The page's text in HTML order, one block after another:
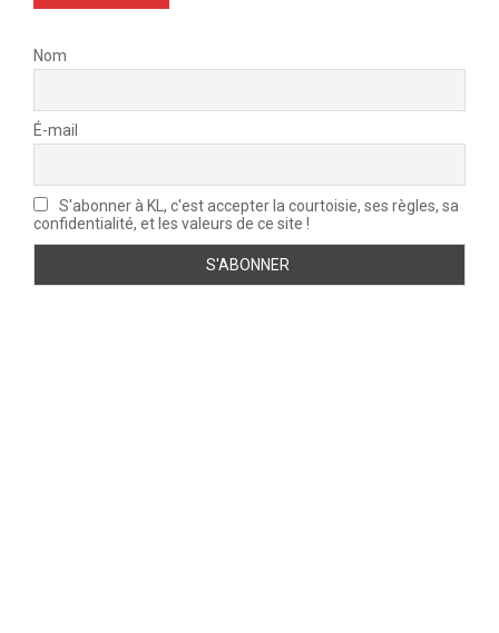
Nom
É-mail
S'abonner à KL, c'est accepter la courtoisie, ses règles, sa
confidentialité, et les valeurs de ce site !